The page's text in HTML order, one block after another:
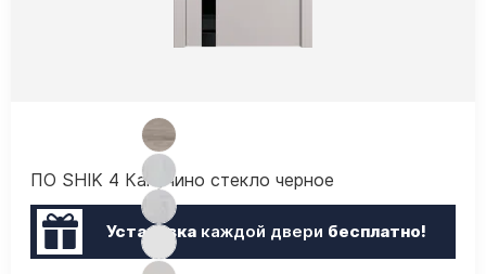
ПО SHIK 4 Капучино стекло черное
Установкакаждой двери бесплатно!